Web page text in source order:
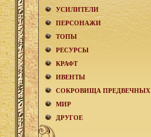
УСИЛИТЕЛИ
ПЕРСОНАЖИ
ТОПЫ
РЕСУРСЫ
КРАФТ
ИВЕНТЫ
СОКРОВИЩА ПРЕДВЕЧНЫХ
МИР
ДРУГОЕ